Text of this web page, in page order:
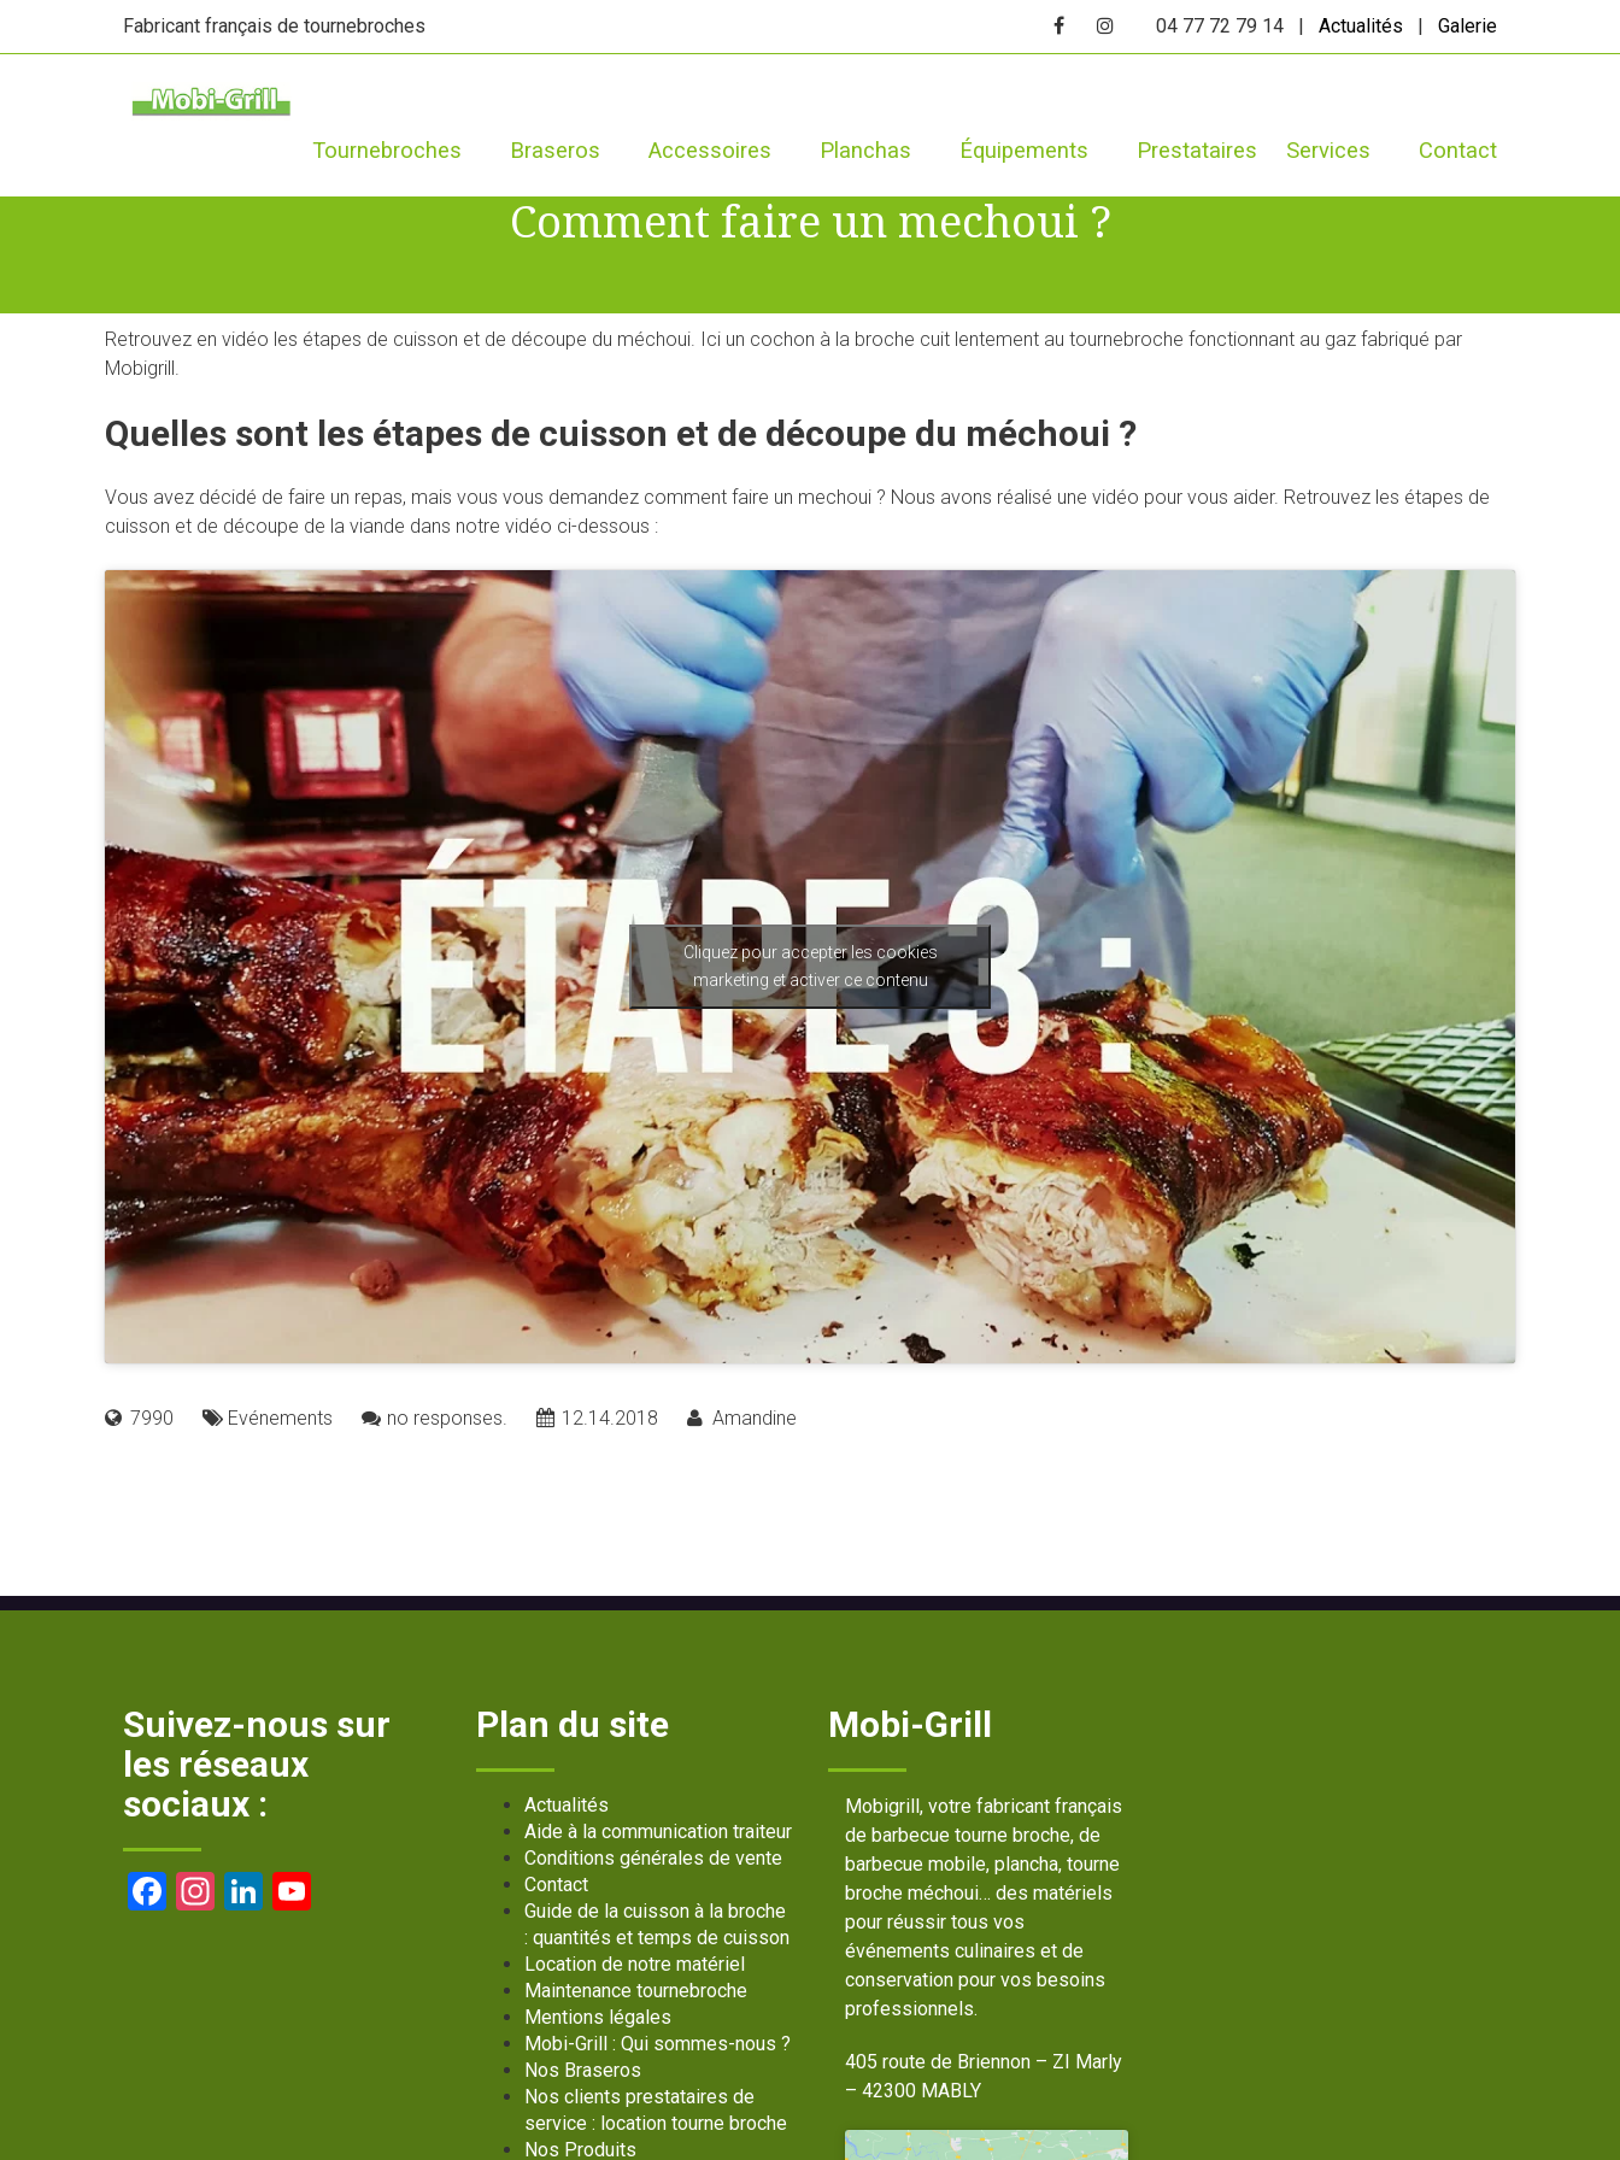
Fabricant français de tournebroches 04 77 72 79 14 | Actualités | Galerie
Tournebroches Braseros Accessoires Planchas Équipements Prestataires Services Contact
Comment faire un mechoui ?
Retrouvez en vidéo les étapes de cuisson et de découpe du méchoui. Ici un cochon à la broche cuit lentement au tournebroche fonctionnant au gaz fabriqué par
Mobigrill.
Quelles sont les étapes de cuisson et de découpe du méchoui ?
Vous avez décidé de faire un repas, mais vous vous demandez comment faire un mechoui ? Nous avons réalisé une vidéo pour vous aider. Retrouvez les étapes de
cuisson et de découpe de la viande dans notre vidéo ci-dessous :
Cliquez pour accepter les cookies
marketing et activer ce contenu
7990 Evénements no responses. 12.14.2018 Amandine
Suivez-nous sur
les réseaux
sociaux :
Facebook
Instagram
LinkedIn
Plan du site
Actualités
Aide à la communication traiteur
Conditions générales de vente
Contact
Guide de la cuisson à la broche
: quantités et temps de cuisson
Location de notre matériel
Maintenance tournebroche
Mentions légales
Mobi-Grill : Qui sommes-nous ?
Nos Braseros
Nos clients prestataires de
service : location tourne broche
Nos Produits
Mobi-Grill
Mobigrill, votre fabricant français
de barbecue tourne broche, de
barbecue mobile, plancha, tourne
broche méchoui… des matériels
pour réussir tous vos
événements culinaires et de
conservation pour vos besoins
professionnels.
405 route de Briennon – ZI Marly
– 42300 MABLY